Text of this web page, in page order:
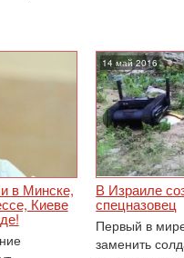
в Минске,
Киеве
14 май 2016
В Израиле
спецназовец
Первый в
заменить